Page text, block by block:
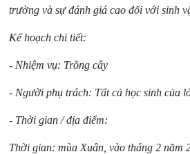
trường và sự đánh giá cao đối với sinh
Kế hoạch chi tiết:
- Nhiệm vụ: Trồng cây
- Người phụ trách: Tất cả học sinh của
- Thời gian / địa điểm:
Thời gian: mùa Xuân, vào tháng 2 năm